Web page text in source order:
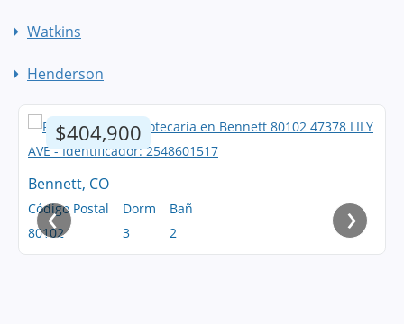
Watkins
Henderson
$404,900
Bennett, CO
Código Postal
80102
Dorm
3
Bañ
2
‹ ›